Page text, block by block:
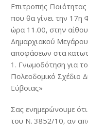
Επιτροπής
που θα γίνει την 17η
ώρα 11.00, στην
Δημαρχιακού Μεγάρου
αποφάσεων στα
1. Γνωμοδότηση για
Πολεοδομικό Σχέδιο
Εύβοιας»
Σας ενημερώνουμε
του N. 3852/10, αν